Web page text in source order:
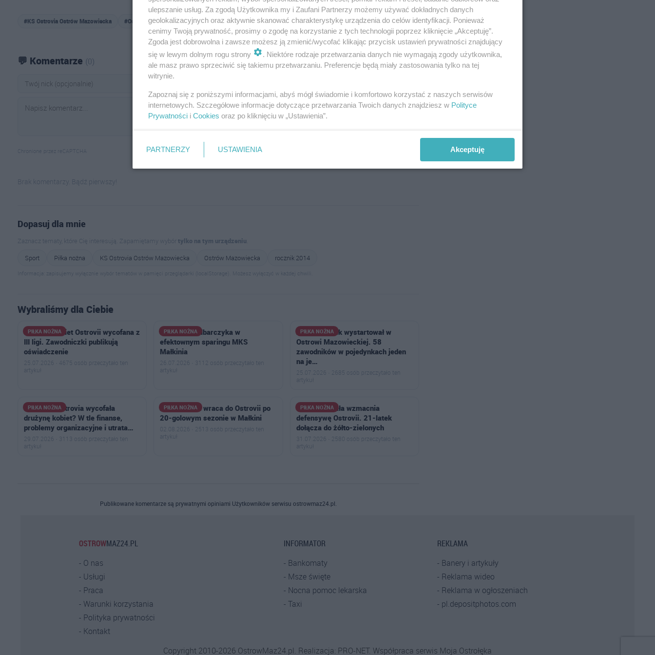
#KS Ostrovia Ostrów Mazowiecka #Ostrów Mazowiecka #rocznik 2014
💬 Komentarze (0)
Chronione przez reCAPTCHA
Brak komentarzy. Bądź pierwszy!
Dopasuj dla mnie
Zaznacz tematy, które Cię interesują. Zapamiętamy wybórtylko na tym urządzeniu.
Sport
Piłka nożna KS Ostrovia Ostrów Mazowiecka Ostrów Mazowiecka rocznik 2014
Informacja: zapisujemy wyłącznie wybór tematów w pamięci przeglądarki (localStorage). Możesz wyłączyć w każdej chwili.
Wybraliśmy dla Ciebie
PIŁKA NOŻNA
Drużyna kobiet Ostrovii wycofana z
III ligi. Zawodniczki publikują
oświadczenie
25.07.2026 · 4675 osób przeczytało ten
artykuł
PIŁKA NOŻNA
Hat-trick Kalbarczyka w
efektownym sparingu MKS
Małkinia
26.07.2026 · 3112 osób przeczytało ten
artykuł
PIŁKA NOŻNA
Aktywny Orlik wystartował w
Ostrowi Mazowieckiej. 58
zawodników w pojedynkach jeden
na je…
25.07.2026 · 2685 osób przeczytało ten
artykuł
PIŁKA NOŻNA
Dlaczego Ostrovia wycofała
drużynę kobiet? W tle finanse,
problemy organizacyjne i utrata…
29.07.2026 · 3113 osób przeczytało ten
artykuł
PIŁKA NOŻNA
Antoni Polak wraca do Ostrovii po
20-golowym sezonie w Małkini
02.08.2026 · 2513 osób przeczytało ten
artykuł
PIŁKA NOŻNA
Jakub Ruchała wzmacnia
defensywę Ostrovii. 21-latek
dołącza do żółto-zielonych
31.07.2026 · 2580 osób przeczytało ten
artykuł
Publikowane komentarze są prywatnymi opiniami Użytkowników serwisu ostrowmaz24.pl.
OSTROWMAZ24.PL
O nas
Usługi
Praca
Warunki korzystania
Polityka prywatności
Kontakt
INFORMATOR
Bankomaty
Msze święte
Nocna pomoc lekarska
Taxi
REKLAMA
Banery i artykuły
Reklama wideo
Reklama w ogłoszeniach
pl.depositphotos.com
Copyright 2010-2026 OstrowMaz24.pl. Realizacja: PRO-NET. Współpraca serwis Moja Ostrołęka
ulepszanie usług. Za zgodą Użytkownika my i Zaufani Partnerzy możemy używać dokładnych danych
geolokalizacyjnych oraz aktywnie skanować charakterystykę urządzenia do celów identyfikacji. Ponieważ
cenimy Twoją prywatność, prosimy o zgodę na korzystanie z tych technologii poprzez kliknięcie „Akceptuję”.
Zgoda jest dobrowolna i zawsze możesz ją zmienić/wycofać klikając przycisk ustawień prywatności znajdujący
się w lewym dolnym rogu strony
. Niektóre rodzaje przetwarzania danych nie wymagają zgody użytkownika,
ale masz prawo sprzeciwić się takiemu przetwarzaniu. Preferencje będą miały zastosowania tylko na tej
witrynie.
Zapoznaj się z poniższymi informacjami, abyś mógł świadomie i komfortowo korzystać z naszych serwisów
internetowych. Szczegółowe informacje dotyczące przetwarzania Twoich danych znajdziesz w Polityce
Prywatności i Cookies oraz po kliknięciu w „Ustawienia”.
PARTNERZY USTAWIENIA Akceptuję